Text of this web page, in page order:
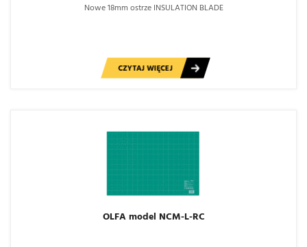
Nowe 18mm ostrze INSULATION BLADE
CZYTAJ WIĘCEJ
OLFA model NCM-L-RC